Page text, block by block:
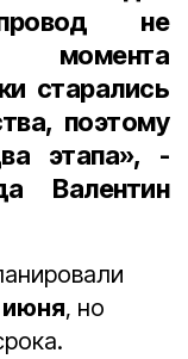
не
момента
старались
поэтому
этапа», -
Валентин
, но